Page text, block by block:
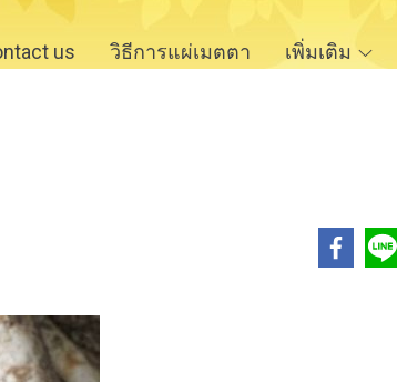
us วิธีการแผ่เมตตา เพิ่มเติม